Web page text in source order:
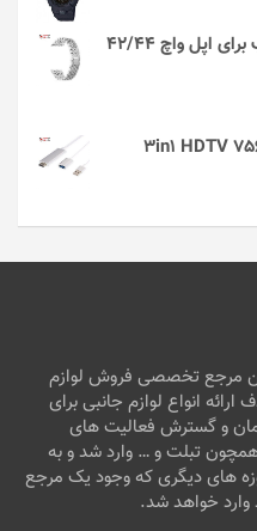
بند طرح Diamond کد i1012 مناسب برای اپل واچ 42/44
مرجع تخصصی فروش لوازم
خود را از سال ۹۸ با هدف ارائه انواع لوازم جانبی برای
و گسترش فعالیت های
تبلت و … وارد شد و به
های دیگری که وجود یک مرجع
وارد خواهد شد.